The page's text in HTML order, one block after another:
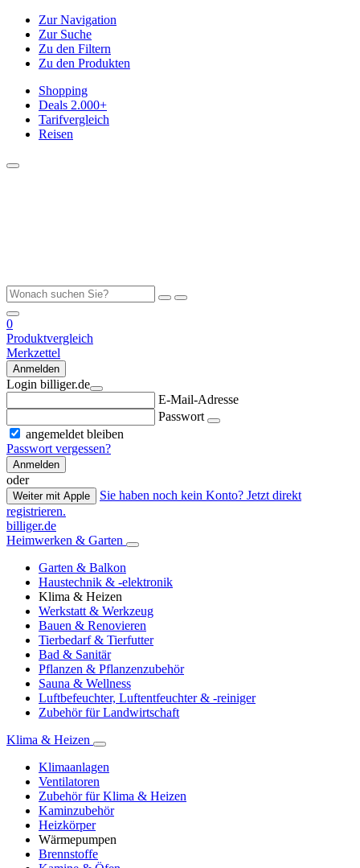
Zur Navigation
Zur Suche
Zu den Filtern
Zu den Produkten
Shopping
Deals 2.000+
Tarifvergleich
Reisen
0
Produktvergleich
Merkzettel
Anmelden
Login billiger.de
E-Mail-Adresse
Passwort
angemeldet bleiben
Passwort vergessen?
Anmelden
oder
Weiter mit Apple
Sie haben noch kein Konto? Jetzt direkt
registrieren.
billiger.de
Heimwerken & Garten
Garten & Balkon
Haustechnik & -elektronik
Klima & Heizen
Werkstatt & Werkzeug
Bauen & Renovieren
Tierbedarf & Tierfutter
Bad & Sanitär
Pflanzen & Pflanzenzubehör
Sauna & Wellness
Luftbefeuchter, Luftentfeuchter & -reiniger
Zubehör für Landwirtschaft
Klima & Heizen
Klimaanlagen
Ventilatoren
Zubehör für Klima & Heizen
Kaminzubehör
Heizkörper
Wärmepumpen
Brennstoffe